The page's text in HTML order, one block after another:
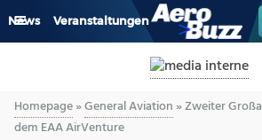
News Veranstaltungen
BIZAV
Homepage»General Aviation »Zweiter
dem EAA AirVenture